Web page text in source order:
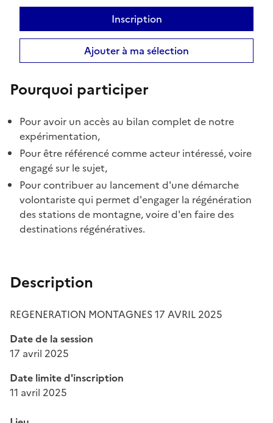
Inscription
Ajouter à ma sélection
Pourquoi participer
Pour avoir un accès au bilan complet de notre
expérimentation,
Pour être référencé comme acteur intéressé, voire
engagé sur le sujet,
Pour contribuer au lancement d'une démarche
volontariste qui permet d'engager la régénération
des stations de montagne, voire d'en faire des
destinations régénératives.
Description
REGENERATION MONTAGNES 17 AVRIL 2025
Date de la session
17 avril 2025
Date limite d'inscription
11 avril 2025